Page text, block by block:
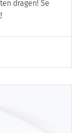
dragen! Se